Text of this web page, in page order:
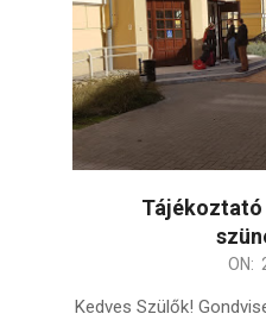
ON:
Kedves Szülők!